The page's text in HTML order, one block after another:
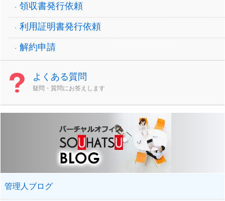
領収書発行依頼
利用証明書発行依頼
解約申請
よくある質問
疑問・質問にお答えします
管理人ブログ